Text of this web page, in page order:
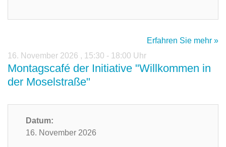
Erfahren Sie mehr »
16. November 2026 , 15:30 - 18:00 Uhr
Montagscafé der Initiative "Willkommen in
der Moselstraße"
Datum:
16. November 2026